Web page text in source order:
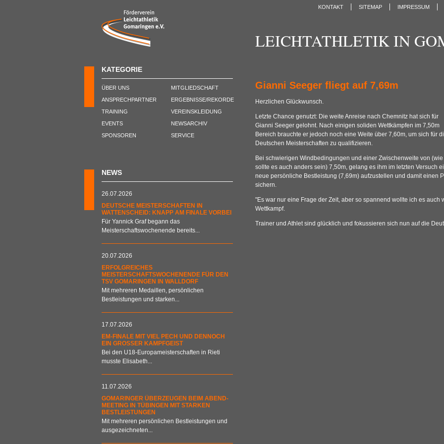
KONTAKT SITEMAP IMPRESSUM
KATEGORIE
ÜBER UNS
ANSPRECHPARTNER
TRAINING
EVENTS
SPONSOREN
MITGLIEDSCHAFT
ERGEBNISSE/REKORDE
VEREINSKLEIDUNG
NEWSARCHIV
SERVICE
NEWS
26.07.2026
DEUTSCHE MEISTERSCHAFTEN IN
WATTENSCHEID: KNAPP AM FINALE VORBEI
Für Yannick Graf begann das
Meisterschaftswochenende bereits...
20.07.2026
ERFOLGREICHES
MEISTERSCHAFTSWOCHENENDE FÜR DEN
TSV GOMARINGEN IN WALLDORF
Mit mehreren Medaillen, persönlichen
Bestleistungen und starken...
17.07.2026
EM-FINALE MIT VIEL PECH UND DENNOCH
EIN GROSSER KAMPFGEIST
Bei den U18-Europameisterschaften in Rieti
musste Elisabeth...
11.07.2026
GOMARINGER ÜBERZEUGEN BEIM ABEND-
MEETING IN TÜBINGEN MIT STARKEN
BESTLEISTUNGEN
Mit mehreren persönlichen Bestleistungen und
ausgezeichneten...
LEICHTATHLETIK IN
Gianni Seeger fliegt auf 7,69m
Herzlichen Glückwunsch.
Letzte Chance genutzt: Die weite Anreise nach Chemnitz hat sich für
Gianni Seeger gelohnt. Nach einigen soliden Wettkämpfen im 7,50m
Bereich brauchte er jedoch noch eine Weite über 7,60m, um sich für
Deutschen Meisterschaften zu qualifizieren.
Bei schwierigen Windbedingungen und einer Zwischenweite von (wie
sollte es auch anders sein) 7,50m, gelang es ihm im letzten Versuch
neue persönliche Bestleistung (7,69m) aufzustellen und damit einen
sichern.
"Es war nur eine Frage der Zeit, aber so spannend wollte ich es
Wettkampf.
Trainer und Athlet sind glücklich und fokussieren sich nun auf die